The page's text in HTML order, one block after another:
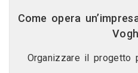
Come opera
Organizzare il progetto